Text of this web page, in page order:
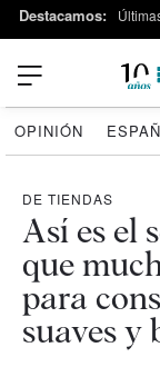
Destacamos:
OPINIÓN
DE TIENDAS
Así es el
que
para
suaves y